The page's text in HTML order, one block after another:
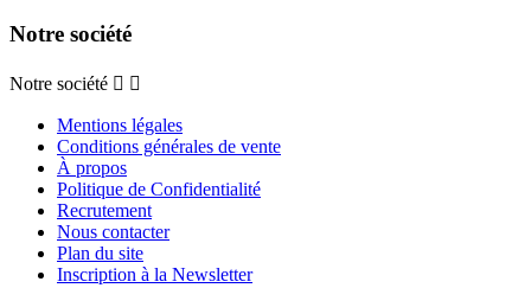
Notre société
Notre société  
Mentions légales
Conditions générales de vente
À propos
Politique de Confidentialité
Recrutement
Nous contacter
Plan du site
Inscription à la Newsletter